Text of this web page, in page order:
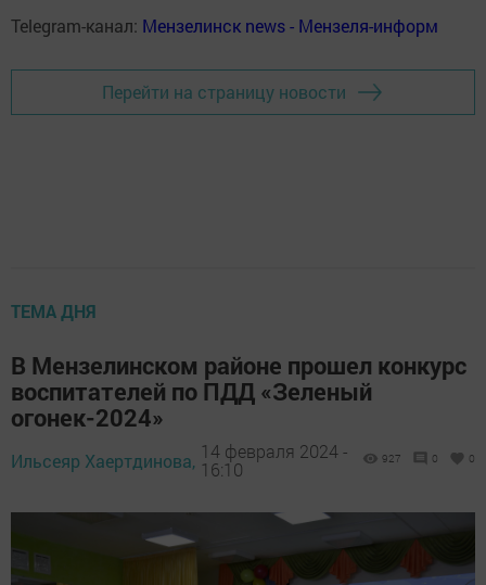
Telegram-канал: Мензелинск news - Мензеля-информ
Перейти на страницу новости
ТЕМА ДНЯ
В Мензелинском районе прошел конкурс
воспитателей по ПДД «Зеленый
огонек-2024»
Ильсеяр Хаертдинова, 14 февраля 2024 -
16:10
927 0 0